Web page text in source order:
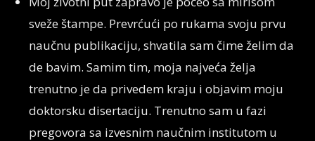
sveže štampe. Prevrćući po rukama svoju prvu
naučnu publikaciju, shvatila sam čime želim da
de bavim. Samim tim, moja najveća želja
trenutno je da privedem kraju i objavim moju
doktorsku disertaciju. Trenutno sam u fazi
pregovora sa izvesnim naučnim institutom u